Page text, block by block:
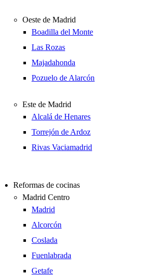
Oeste de Madrid
Boadilla del Monte
Las Rozas
Majadahonda
Pozuelo de Alarcón
Este de Madrid
Alcalá de Henares
Torrejón de Ardoz
Rivas Vaciamadrid
Reformas de cocinas
Madrid Centro
Madrid
Alcorcón
Coslada
Fuenlabrada
Getafe